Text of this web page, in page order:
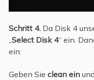
Schritt 4.Da Disk 4
„Select Disk 4“ ein.
ein:
Geben Sie clean ein